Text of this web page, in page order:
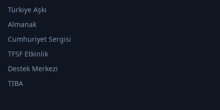
Türkiye Aşkı
Almanak
Cumhuriyet Sergisi
TFSF Etkinlik
Destek Merkezi
TİBA